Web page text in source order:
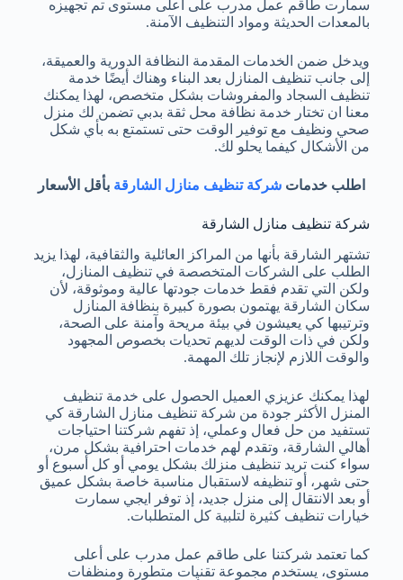
سمارت طاقم عمل مدرب على أعلى مستوى تم تجهيزه
بالمعدات الحديثة ومواد التنظيف الآمنة.
ويدخل ضمن الخدمات المقدمة النظافة الدورية والعميقة،
إلى جانب تنظيف المنازل بعد البناء وهناك أيضًا خدمة
تنظيف السجاد والمفروشات بشكل متخصص، لهذا يمكنك
معنا ان تختار خدمة نظافة محل ثقة بدبي تضمن لك منزل
صحي ونظيف مع توفير الوقت حتى تستمتع به بأي شكل
من الأشكال كيفما يحلو لك.
اطلب خدمات شركة تنظيف منازل الشارقة بأقل الأسعار
شركة تنظيف منازل الشارقة
تشتهر الشارقة بأنها من المراكز العائلية والثقافية، لهذا يزيد
الطلب على الشركات المتخصصة في تنظيف المنازل،
ولكن التي تقدم فقط خدمات جودتها عالية وموثوقة، لأن
سكان الشارقة يهتمون بصورة كبيرة بنظافة المنازل
وترتيبها كي يعيشون في بيئة مريحة وآمنة على الصحة،
ولكن في ذات الوقت لديهم تحديات بخصوص المجهود
والوقت اللازم لإنجاز تلك المهمة.
لهذا يمكنك عزيزي العميل الحصول على خدمة تنظيف
المنزل الأكثر جودة من شركة تنظيف منازل الشارقة كي
تستفيد من حل فعال وعملي، إذ تفهم شركتنا احتياجات
أهالي الشارقة، وتقدم لهم خدمات احترافية بشكل مرن،
سواء كنت تريد تنظيف منزلك بشكل يومي أو كل أسبوع أو
حتى شهر، أو تنظيفه لاستقبال مناسبة خاصة بشكل عميق
أو بعد الانتقال إلى منزل جديد، إذ توفر ايجي سمارت
خيارات تنظيف كثيرة لتلبية كل المتطلبات.
كما تعتمد شركتنا على طاقم عمل مدرب على أعلى
مستوى، يستخدم مجموعة تقنيات متطورة ومنظفات